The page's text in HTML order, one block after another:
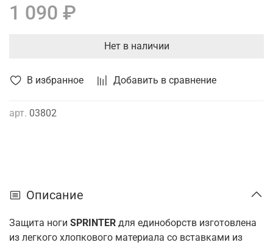
В избранное Добавить в сравнение
арт. 03802
1 090 ₽
Нет в наличии
Описание
Защита ноги SPRINTER для единоборств изготовлена
из легкого хлопкового материала со вставками из